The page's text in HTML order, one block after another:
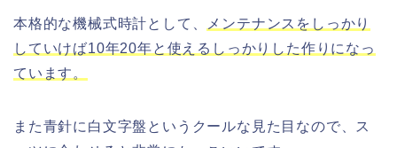
本格的な機械式時計として、
メンテナンスをしっかり
していけば10年20年と使えるしっかりした作りになっ
ています。
また青針に白文字盤というクールな見た目なので、ス